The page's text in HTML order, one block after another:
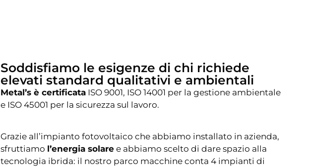
Soddisfiamo le esigenze di chi richiede
elevati standard qualitativi e ambientali
Metal’s è certificata ISO 9001, ISO 14001 per la gestione ambientale
e ISO 45001 per la sicurezza sul lavoro.
Grazie all’impianto fotovoltaico che abbiamo installato in azienda,
sfruttiamo l’energia solare e abbiamo scelto di dare spazio alla
tecnologia ibrida: il nostro parco macchine conta 4 impianti di